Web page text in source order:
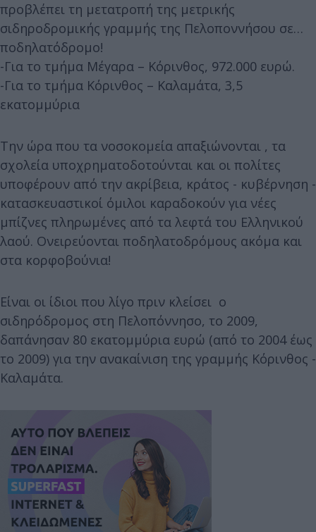
προβλέπει τη μετατροπή της μετρικής
σιδηροδρομικής γραμμής της Πελοποννήσου σε…
ποδηλατόδρομο!
-Για το τμήμα Μέγαρα – Κόρινθος, 972.000 ευρώ.
-Για το τμήμα Κόρινθος – Καλαμάτα, 3,5
εκατομμύρια
Την ώρα που τα νοσοκομεία απαξιώνονται , τα
σχολεία υποχρηματοδοτούνται και οι πολίτες
υποφέρουν από την ακρίβεια, κράτος - κυβέρνηση -
κατασκευαστικοί όμιλοι καραδοκούν για νέες
μπίζνες πληρωμένες από τα λεφτά του Ελληνικού
λαού. Ονειρεύονται ποδηλατοδρόμους ακόμα και
στα κορφοβούνια!
Είναι οι ίδιοι που λίγο πριν κλείσει ο
σιδηρόδρομος στη Πελοπόννησο, το 2009,
δαπάνησαν 80 εκατομμύρια ευρώ (από το 2004 έως
το 2009) για την ανακαίνιση της γραμμής Κόρινθος -
Καλαμάτα.